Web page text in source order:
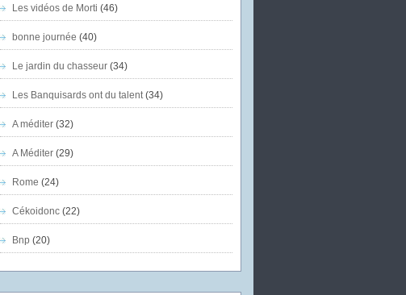
Les vidéos de Morti (46)
bonne journée (40)
Le jardin du chasseur(34)
Les Banquisards ont du talent(34)
A méditer(32)
A Méditer(29)
Rome (24)
Cékoidonc(22)
Bnp (20)